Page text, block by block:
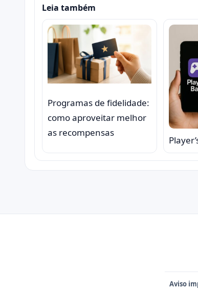
Leia também
Programas de fidelidade:
como aproveitar melhor
as recompensas
Aviso